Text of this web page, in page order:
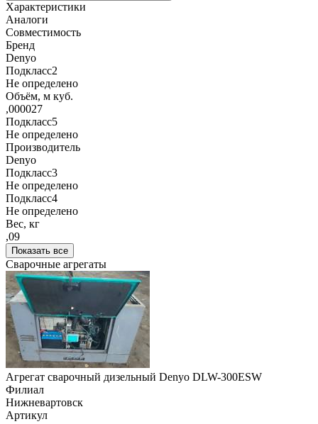
Характеристики
Аналоги
Совместимость
Бренд
Denyo
Подкласс2
Не определено
Объём, м куб.
,000027
Подкласс5
Не определено
Производитель
Denyo
Подкласс3
Не определено
Подкласс4
Не определено
Вес, кг
,09
Показать все
Сварочные агрегаты
Агрегат сварочный дизельный Denyo DLW-300ESW
Филиал
Нижневартовск
Артикул